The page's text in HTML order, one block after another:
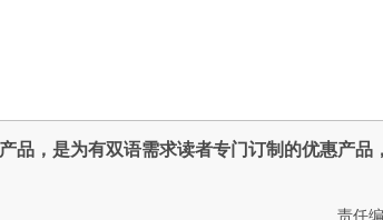
品，是为有双语需求读者专门订制的优惠产品
责任